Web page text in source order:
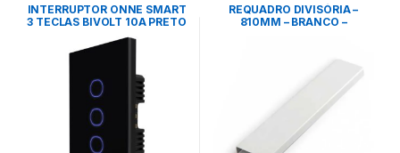
INTERRUPTOR ONNE SMART
3 TECLAS BIVOLT 10A PRETO
– TRAMONTINA
REQUADRO DIVISÓRIA –
810MM – BRANCO –